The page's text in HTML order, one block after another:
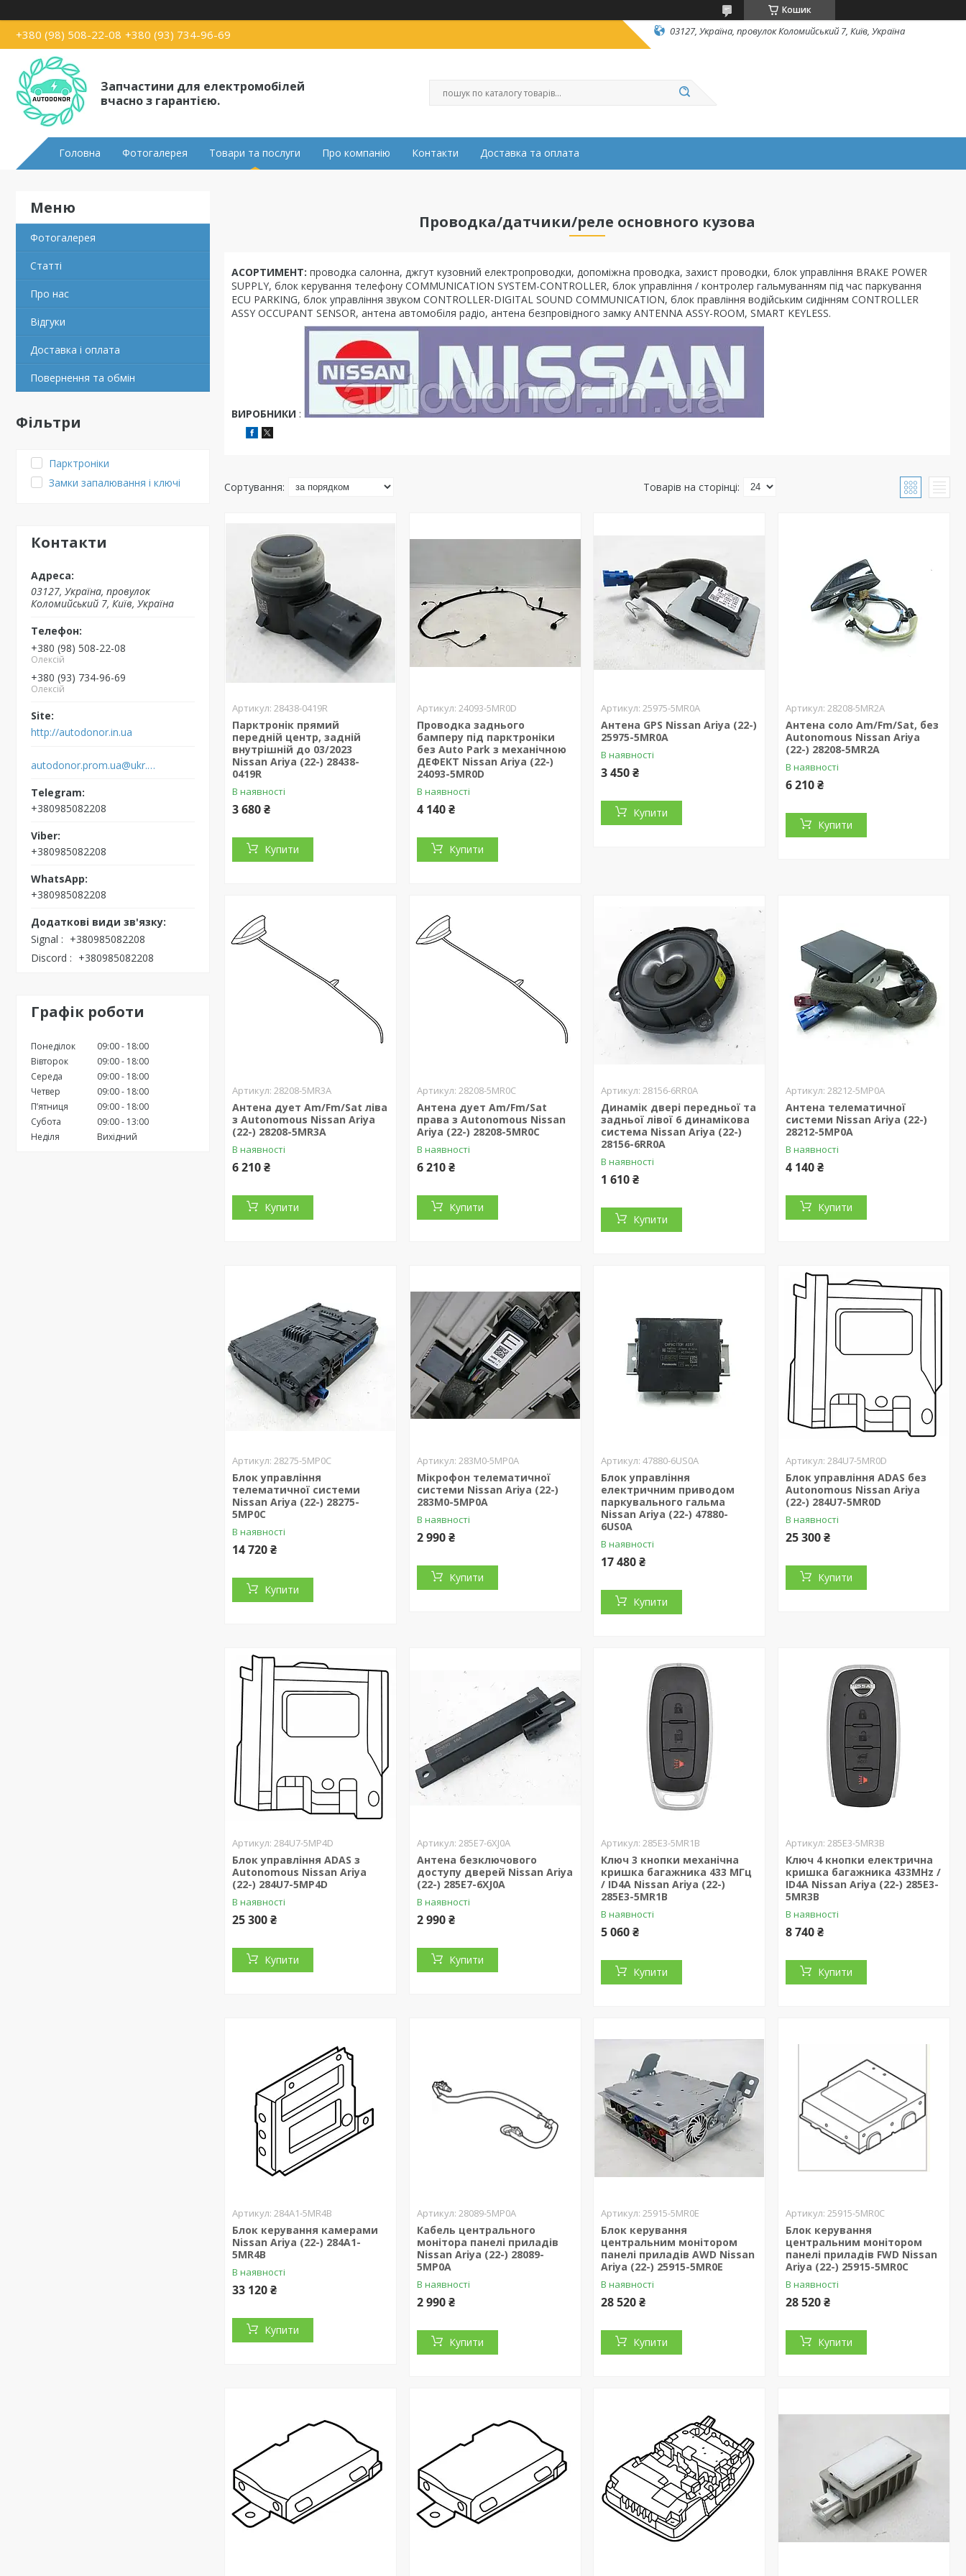
Кошик
+380 (98) 508-22-08 +380 (93) 734-96-69 03127, Україна, провулок Коломийський 7, Київ, Україна
Запчастини для електромобілей
вчасно з гарантією.
Головна Фотогалерея Товари та послуги Про компанію Контакти Доставка та оплата
Фотогалерея
Статті
Про нас
Відгуки
Доставка і оплата
Повернення та обмін
Фільтри
Парктроніки
Замки запалювання і ключі
Контакти
03127, Україна, провулок
Коломийський 7, Київ, Україна
+380 (98) 508-22-08
Олексій
+380 (93) 734-96-69
Олексій
http://autodonor.in.ua
autodonor.prom.ua@ukr.net
+380985082208
+380985082208
+380985082208
Signal
+380985082208
Discord
+380985082208
Графік роботи
Понеділок 09:00
18:00
Вівторок
09:00
18:00
Середа
09:00
18:00
Четвер
09:00
18:00
Пʼятниця
09:00
18:00
Субота
09:00
13:00
Неділя
Вихідний
Проводка/датчики/реле основного кузова
АСОРТИМЕНТ: проводка салонна, джгут кузовний електропроводки, допоміжна проводка, захист проводки, блок управління BRAKE POWER
SUPPLY, блок керування телефону COMMUNICATION SYSTEM-CONTROLLER, блок управління / контролер гальмуванням під час паркування
ECU PARKING, блок управління звуком CONTROLLER-DIGITAL SOUND COMMUNICATION, блок правління водійським сидінням CONTROLLER
ASSY OCCUPANT SENSOR, антена автомобіля радіо, антена безпровідного замку ANTENNA ASSY-ROOM, SMART KEYLESS.
ВИРОБНИКИ :
28438-0419R
Парктронік прямий
передній центр, задній
внутрішній до 03/2023
Nissan Ariya (22-) 28438-
0419R
В наявності
3 680 ₴
Купити
24093-5MR0D
Проводка заднього
бамперу під парктроніки
без Auto Park з механічною
ДЕФЕКТ Nissan Ariya (22-)
24093-5MR0D
В наявності
4 140 ₴
Купити
25975-5MR0A
Антена GPS Nissan Ariya (22-)
25975-5MR0A
В наявності
3 450 ₴
Купити
28208-5MR2A
Антена соло Am/Fm/Sat, без
Autonomous Nissan Ariya
(22-) 28208-5MR2A
В наявності
6 210 ₴
Купити
28208-5MR3A
Антена дует Am/Fm/Sat ліва
з Autonomous Nissan Ariya
(22-) 28208-5MR3A
В наявності
6 210 ₴
Купити
28208-5MR0C
Антена дует Am/Fm/Sat
права з Autonomous Nissan
Ariya (22-) 28208-5MR0C
В наявності
6 210 ₴
Купити
28156-6RR0A
Динамік двері передньої та
задньої лівої 6 динамікова
система Nissan Ariya (22-)
28156-6RR0A
В наявності
1 610 ₴
Купити
28212-5MP0A
Антена телематичної
системи Nissan Ariya (22-)
28212-5MP0A
В наявності
4 140 ₴
Купити
28275-5MP0C
Блок управління
телематичної системи
Nissan Ariya (22-) 28275-
5MP0C
В наявності
14 720 ₴
Купити
283M0-5MP0A
Мікрофон телематичної
системи Nissan Ariya (22-)
283M0-5MP0A
В наявності
2 990 ₴
Купити
47880-6US0A
Блок управління
електричним приводом
паркувального гальма
Nissan Ariya (22-) 47880-
6US0A
В наявності
17 480 ₴
Купити
284U7-5MR0D
Блок управління ADAS без
Autonomous Nissan Ariya
(22-) 284U7-5MR0D
В наявності
25 300 ₴
Купити
284U7-5MP4D
Блок управління ADAS з
Autonomous Nissan Ariya
(22-) 284U7-5MP4D
В наявності
25 300 ₴
Купити
285E7-6XJ0A
Антена безключового
доступу дверей Nissan Ariya
(22-) 285E7-6XJ0A
В наявності
2 990 ₴
Купити
285E3-5MR1B
Ключ 3 кнопки механічна
кришка багажника 433 МГц
/ ID4A Nissan Ariya (22-)
285E3-5MR1B
В наявності
5 060 ₴
Купити
285E3-5MR3B
Ключ 4 кнопки електрична
кришка багажника 433MHz /
ID4A Nissan Ariya (22-) 285E3-
5MR3B
В наявності
8 740 ₴
Купити
284A1-5MR4B
Блок керування камерами
Nissan Ariya (22-) 284A1-
5MR4B
В наявності
33 120 ₴
Купити
28089-5MP0A
Кабель центрального
монітора панелі приладів
Nissan Ariya (22-) 28089-
5MP0A
В наявності
2 990 ₴
Купити
25915-5MR0E
Блок керування
центральним монітором
панелі приладів AWD Nissan
Ariya (22-) 25915-5MR0E
В наявності
28 520 ₴
Купити
25915-5MR0C
Блок керування
центральним монітором
панелі приладів FWD Nissan
Ariya (22-) 25915-5MR0C
В наявності
28 520 ₴
Купити